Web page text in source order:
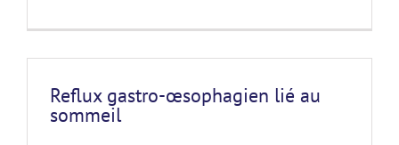
Reflux gastro-œsophagien lié au
sommeil